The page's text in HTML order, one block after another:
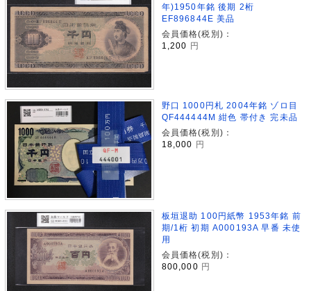
年)1950年銘 後期 2桁
EF896844E 美品
会員価格(税別)：
1,200 円
野口 1000円札 2004年銘 ゾロ目
QF444444M 紺色 帯付き 完未品
会員価格(税別)：
18,000
円
板垣退助 100円紙幣 1953年銘 前
期/1桁 初期 A000193A 早番 未使
用
会員価格(税別)：
800,000 円